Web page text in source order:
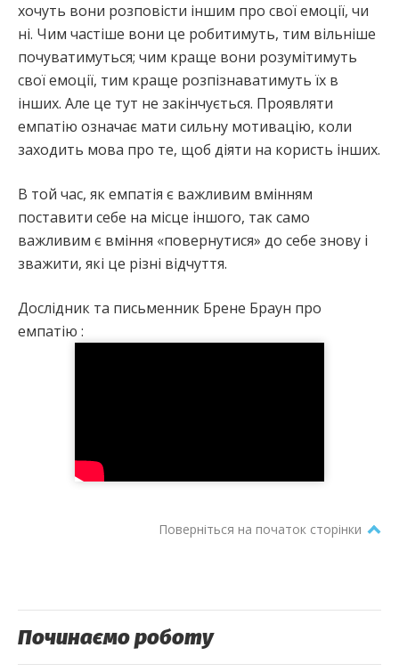
хочуть вони розповісти іншим про свої емоції, чи
ні. Чим частіше вони це робитимуть, тим вільніше
почуватимуться; чим краще вони розумітимуть
свої емоції, тим краще розпізнаватимуть їх в
інших. Але це тут не закінчується. Проявляти
емпатію означає мати сильну мотивацію, коли
заходить мова про те, щоб діяти на користь інших.
В той час, як емпатія є важливим вмінням
поставити себе на місце іншого, так само
важливим є вміння «повернутися» до себе знову і
зважити, які це різні відчуття.
Дослідник та письменник Брене Браун про
емпатію :
Поверніться на початок сторінки
Починаємо роботу